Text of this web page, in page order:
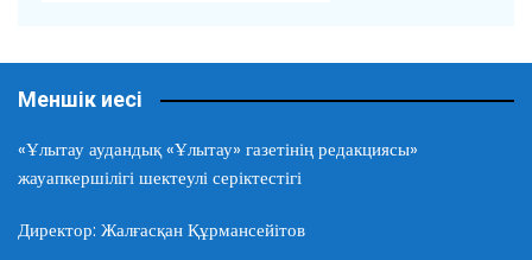
Меншік иесі
«Ұлытау аудандық «Ұлытау» газетінің редакциясы»
жауапкершілігі шектеулі серіктестігі
Директор: Жалғасқан Құрмансейітов